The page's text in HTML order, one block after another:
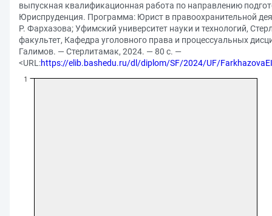
выпускная квалификационная работа по направлению
Юриспруденция. Программа: Юрист в правоохранительной
Р. Фархазова; Уфимский университет науки и технологий,
факультет, Кафедра уголовного права и процессуальных
Галимов. — Стерлитамак, 2024. — 80 с. —
<URL:https://elib.bashedu.ru/dl/diplom/SF/2024/UF/